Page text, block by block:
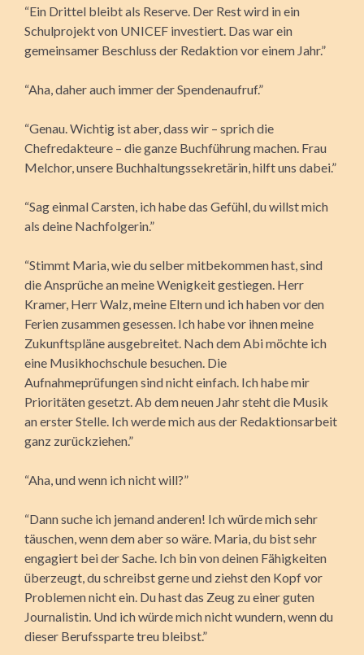
“Ein Drittel bleibt als Reserve. Der Rest wird in ein
Schulprojekt von UNICEF investiert. Das war ein
gemeinsamer Beschluss der Redaktion vor einem Jahr.”
“Aha, daher auch immer der Spendenaufruf.”
“Genau. Wichtig ist aber, dass wir – sprich die
Chefredakteure – die ganze Buchführung machen. Frau
Melchor, unsere Buchhaltungssekretärin, hilft uns dabei.”
“Sag einmal Carsten, ich habe das Gefühl, du willst mich
als deine Nachfolgerin.”
“Stimmt Maria, wie du selber mitbekommen hast, sind
die Ansprüche an meine Wenigkeit gestiegen. Herr
Kramer, Herr Walz, meine Eltern und ich haben vor den
Ferien zusammen gesessen. Ich habe vor ihnen meine
Zukunftspläne ausgebreitet. Nach dem Abi möchte ich
eine Musikhochschule besuchen. Die
Aufnahmeprüfungen sind nicht einfach. Ich habe mir
Prioritäten gesetzt. Ab dem neuen Jahr steht die Musik
an erster Stelle. Ich werde mich aus der Redaktionsarbeit
ganz zurückziehen.”
“Aha, und wenn ich nicht will?”
“Dann suche ich jemand anderen! Ich würde mich sehr
täuschen, wenn dem aber so wäre. Maria, du bist sehr
engagiert bei der Sache. Ich bin von deinen Fähigkeiten
überzeugt, du schreibst gerne und ziehst den Kopf vor
Problemen nicht ein. Du hast das Zeug zu einer guten
Journalistin. Und ich würde mich nicht wundern, wenn du
dieser Berufssparte treu bleibst.”